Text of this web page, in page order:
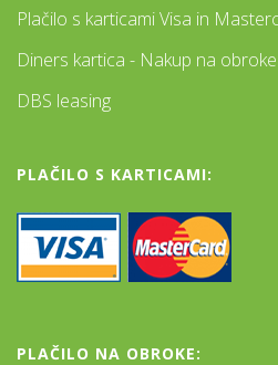
Plačilo s karticami Visa in
Diners kartica - Nakup na
DBS leasing
PLAČILO S KARTICAMI:
PLAČILO NA OBROKE: